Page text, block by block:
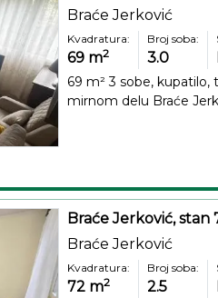
Braće Jerković
Kvadratura:
69 m2
Broj soba:
3.0
69 m² 3 sobe, kupatilo,
mirnom delu Braće
Braće Jerković, stan
Braće Jerković
Kvadratura:
72 m2
Broj soba:
2.5